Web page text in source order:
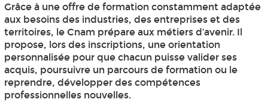
Grâce à une offre de formation constamment adaptée
aux besoins des industries, des entreprises et des
territoires, le Cnam prépare aux métiers d’avenir. Il
propose, lors des inscriptions, une orientation
personnalisée pour que chacun puisse valider ses
acquis, poursuivre un parcours de formation ou le
reprendre, développer des compétences
professionnelles nouvelles.